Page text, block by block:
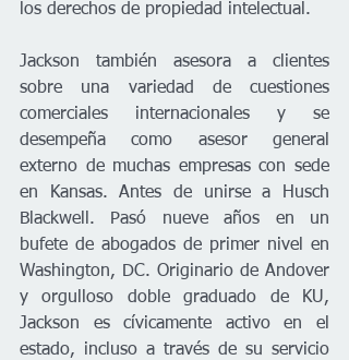
los derechos de propiedad intelectual.
Jackson también asesora a clientes
sobre una variedad de cuestiones
comerciales internacionales y se
desempeña como asesor general
externo de muchas empresas con sede
en Kansas. Antes de unirse a Husch
Blackwell. Pasó nueve años en un
bufete de abogados de primer nivel en
Washington, DC. Originario de Andover
y orgulloso doble graduado de KU,
Jackson es cívicamente activo en el
estado, incluso a través de su servicio